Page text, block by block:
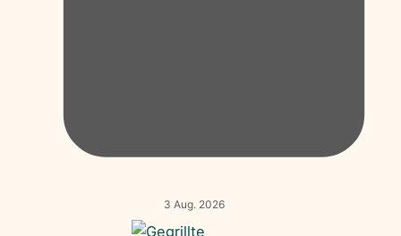
3 Aug. 2026